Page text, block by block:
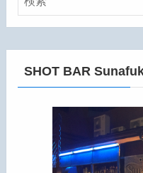
SHOT BAR